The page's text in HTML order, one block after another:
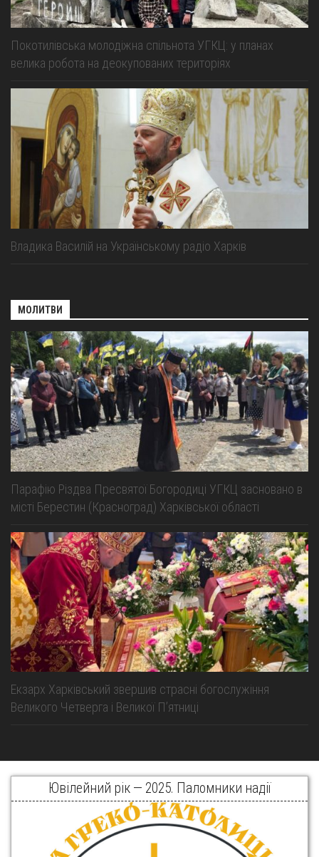
Покотилівська молодіжна спільнота УГКЦ: у планах
велика робота на деокупованих територіях
Владика Василій на Українському радіо Харків
МОЛИТВИ
Парафію Різдва Пресвятої Богородиці УГКЦ засновано в
місті Берестин (Красноград) Харківської області
Екзарх Харківський звершив страсні богослужіння
Великого Четверга і Великої Пʼятниці
Ювілейний рік — 2025. Паломники надії